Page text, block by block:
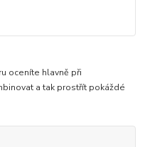
oceníte hlavně při
a tak prostřít pokáždé